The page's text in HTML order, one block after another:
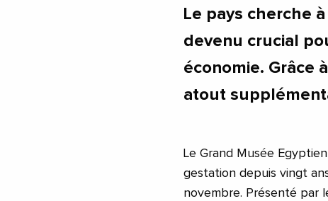
Le pays cherche
devenu crucial
économie. Grâce
atout
Le Grand Musée
gestation depuis vingt
novembre. Présenté par